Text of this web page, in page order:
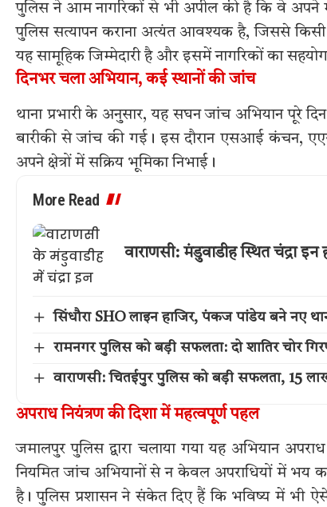
पुलिस ने आम नागरिकों से भी अपील की है कि वे अपने
पुलिस सत्यापन कराना अत्यंत आवश्यक है, जिससे
यह सामूहिक जिम्मेदारी है और इसमें नागरिकों का
दिनभर चला अभियान, कई स्थानों की जांच
थाना प्रभारी के अनुसार, यह सघन जांच अभियान पूरे
बारीकी से जांच की गई। इस दौरान एसआई कंचन,
अपने क्षेत्रों में सक्रिय भूमिका निभाई।
More Read
वाराणसी: मंडुवाडीह स्थित चंद्रा
सिंधौरा SHO लाइन हाजिर, पंकज पांडेय बने नए
रामनगर पुलिस को बड़ी सफलता: दो शातिर चोर
वाराणसी: चितईपुर पुलिस को बड़ी सफलता, 15
अपराध नियंत्रण की दिशा में महत्वपूर्ण पहल
जमालपुर पुलिस द्वारा चलाया गया यह अभियान
नियमित जांच अभियानों से न केवल अपराधियों में भय
है। पुलिस प्रशासन ने संकेत दिए हैं कि भविष्य में भी